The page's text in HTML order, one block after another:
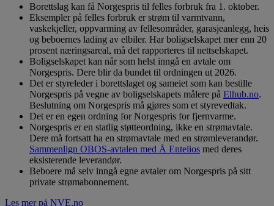
Borettslag kan få Norgespris til felles forbruk fra 1. oktober.
Eksempler på felles forbruk er strøm til varmtvann,
vaskekjeller, oppvarming av fellesområder, garasjeanlegg, heis
og beboernes lading av elbiler. Har boligselskapet mer enn 20
prosent næringsareal, må det rapporteres til nettselskapet.
Boligselskapet kan når som helst inngå en avtale om
Norgespris. Dere blir da bundet til ordningen ut 2026.
Det er styreleder i borettslaget og sameiet som kan bestille
Norgespris på vegne av boligselskapets målere på Elhub.no.
Beslutning om Norgespris må gjøres som et styrevedtak.
Det er en egen ordning for Norgespris for fjernvarme.
Norgespris er en statlig støtteordning, ikke en strømavtale.
Dere må fortsatt ha en strømavtale med en strømleverandør.
Sammenlign OBOS-avtalen med Å Entelios med deres
eksisterende leverandør.
Beboere må selv inngå egne avtaler om Norgespris på sitt
private strømabonnement.
Les mer på NVE.no